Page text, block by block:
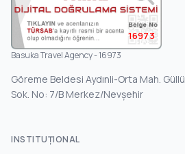
16973
Basuka Travel Agency - 16973
Göreme Beldesi Aydınli-Orta Mah. Güllü
Sok. No: 7/B Merkez/Nevşehir
INSTITUŢIONAL